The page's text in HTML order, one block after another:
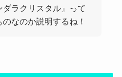
ダラクリスタル』って
のなのか説明するね！